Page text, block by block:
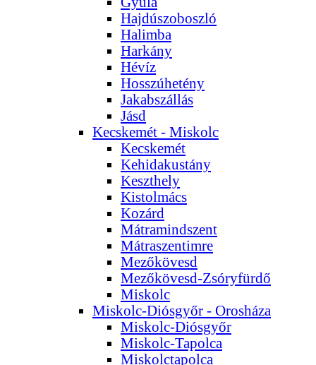
Hajdúszoboszló
Halimba
Harkány
Hévíz
Hosszúhetény
Jakabszállás
Jásd
Kecskemét - Miskolc
Kecskemét
Kehidakustány
Keszthely
Kistolmács
Kozárd
Mátramindszent
Mátraszentimre
Mezőkövesd
Mezőkövesd-Zsóryfürdő
Miskolc
Miskolc-Diósgyőr - Orosháza
Miskolc-Diósgyőr
Miskolc-Tapolca
Miskolctapolca